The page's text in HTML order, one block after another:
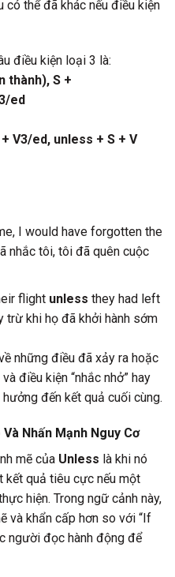
thể đã khác nếu điều kiện
điều kiện loại 3 là:
thành), S +
ed
V3/ed, unless + S + V
I would have forgotten the
nhắc tôi, tôi đã quên cuộc
flight unless they had left
trừ khi họ đã khởi hành sớm
những điều đã xảy ra hoặc
điều kiện “nhắc nhở” hay
hưởng đến kết quả cuối cùng.
Nhấn Mạnh Nguy Cơ
mẽ của Unless là khi nó
kết quả tiêu cực nếu một
hiện. Trong ngữ cảnh này,
và khẩn cấp hơn so với “If
người đọc hành động để